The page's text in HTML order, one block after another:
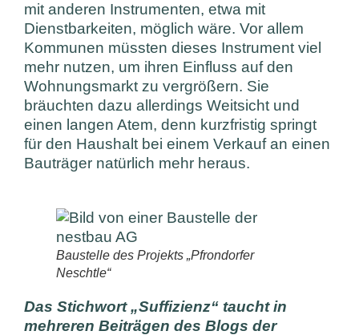
mit anderen Instrumenten, etwa mit
Dienstbarkeiten, möglich wäre. Vor allem
Kommunen müssten dieses Instrument viel
mehr nutzen, um ihren Einfluss auf den
Wohnungsmarkt zu vergrößern. Sie
bräuchten dazu allerdings Weitsicht und
einen langen Atem, denn kurzfristig springt
für den Haushalt bei einem Verkauf an einen
Bauträger natürlich mehr heraus.
Baustelle des Projekts „Pfrondorfer
Neschtle“
Das Stichwort „Suffizienz“ taucht in
mehreren Beiträgen des Blogs der